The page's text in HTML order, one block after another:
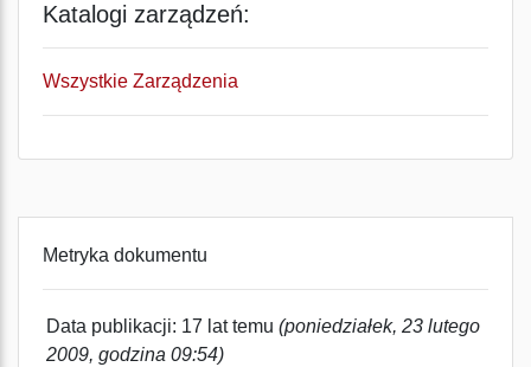
Katalogi zarządzeń:
Wszystkie Zarządzenia
Metryka dokumentu
Data publikacji: 17 lat temu (poniedziałek, 23 lutego
2009, godzina 09:54)